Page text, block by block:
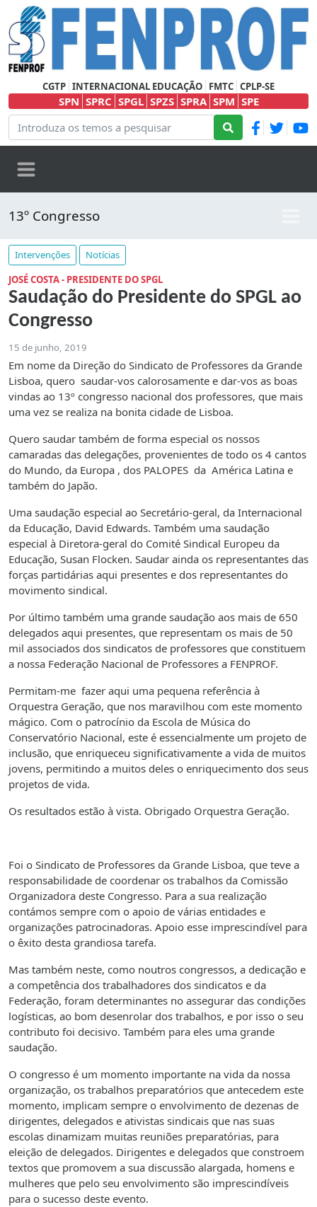
CGTP INTERNACIONAL EDUCAÇÃO FMTC CPLP-SE
SPN SPRC SPGL SPZS SPRA SPM SPE
13º Congresso
Intervenções
Notícias
JOSÉ COSTA - PRESIDENTE DO SPGL
Saudação do Presidente do SPGL ao
Congresso
15 de junho, 2019
Em nome da Direção do Sindicato de Professores da Grande
Lisboa, quero saudar-vos calorosamente e dar-vos as boas
vindas ao 13º congresso nacional dos professores, que mais
uma vez se realiza na bonita cidade de Lisboa.
Quero saudar também de forma especial os nossos
camaradas das delegações, provenientes de todo os 4 cantos
do Mundo, da Europa , dos PALOPES da América Latina e
também do Japão.
Uma saudação especial ao Secretário-geral, da Internacional
da Educação, David Edwards. Também uma saudação
especial à Diretora-geral do Comité Sindical Europeu da
Educação, Susan Flocken. Saudar ainda os representantes das
forças partidárias aqui presentes e dos representantes do
movimento sindical.
Por último também uma grande saudação aos mais de 650
delegados aqui presentes, que representam os mais de 50
mil associados dos sindicatos de professores que constituem
a nossa Federação Nacional de Professores a FENPROF.
Permitam-me fazer aqui uma pequena referência à
Orquestra Geração, que nos maravilhou com este momento
mágico. Com o patrocínio da Escola de Música do
Conservatório Nacional, este é essencialmente um projeto de
inclusão, que enriqueceu significativamente a vida de muitos
jovens, permitindo a muitos deles o enriquecimento dos seus
projetos de vida.
Os resultados estão à vista. Obrigado Orquestra Geração.
Foi o Sindicato de Professores da Grande Lisboa, que teve a
responsabilidade de coordenar os trabalhos da Comissão
Organizadora deste Congresso. Para a sua realização
contámos sempre com o apoio de várias entidades e
organizações patrocinadoras. Apoio esse imprescindível para
o êxito desta grandiosa tarefa.
Mas também neste, como noutros congressos, a dedicação e
a competência dos trabalhadores dos sindicatos e da
Federação, foram determinantes no assegurar das condições
logísticas, ao bom desenrolar dos trabalhos, e por isso o seu
contributo foi decisivo. Também para eles uma grande
saudação.
O congresso é um momento importante na vida da nossa
organização, os trabalhos preparatórios que antecedem este
momento, implicam sempre o envolvimento de dezenas de
dirigentes, delegados e ativistas sindicais que nas suas
escolas dinamizam muitas reuniões preparatórias, para
eleição de delegados. Dirigentes e delegados que constroem
textos que promovem a sua discussão alargada, homens e
mulheres que pelo seu envolvimento são imprescindíveis
para o sucesso deste evento.